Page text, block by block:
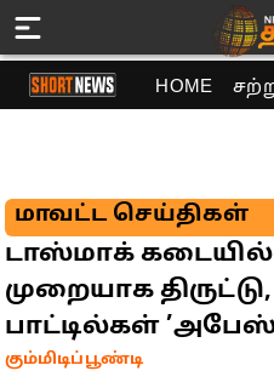
HOME
மாவட்ட செய்திகள்
டாஸ்மாக்
முறையாக
பாட்டில்கள்
கும்மிடிப்பூண்டி